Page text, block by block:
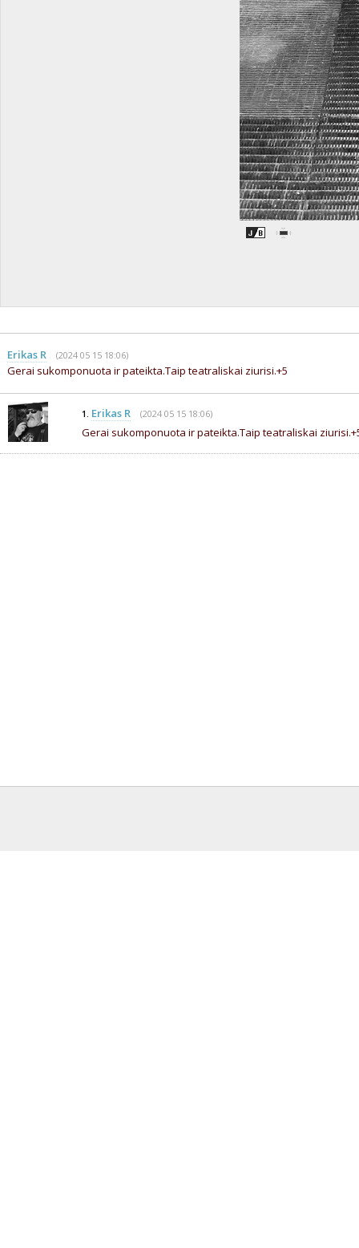
Erikas R (2024 05 15 18:06)
Gerai sukomponuota ir pateikta.Taip teatraliskai ziurisi.+5
1. Erikas R (2024 05 15 18:06)
Gerai sukomponuota ir pateikta.Taip teatraliskai